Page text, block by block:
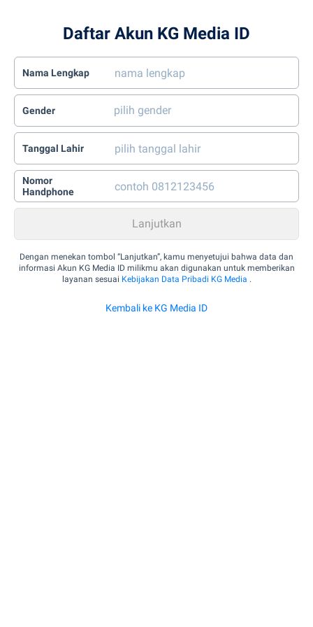
Daftar Akun KG Media ID
Nama Lengkap
Gender
Tanggal Lahir
Nomor
Handphone
Dengan menekan tombol “Lanjutkan”, kamu menyetujui bahwa data dan
informasi Akun KG Media ID milikmu akan digunakan untuk memberikan
layanan sesuai Kebijakan Data Pribadi KG Media .
Kembali ke KG Media ID